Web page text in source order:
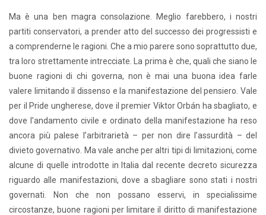
Ma è una ben magra consolazione. Meglio farebbero, i nostri
partiti conservatori, a prender atto del successo dei progressisti e
a comprenderne le ragioni. Che a mio parere sono soprattutto due,
tra loro strettamente intrecciate. La prima è che, quali che siano le
buone ragioni di chi governa, non è mai una buona idea farle
valere limitando il dissenso e la manifestazione del pensiero. Vale
per il Pride ungherese, dove il premier Viktor Orbán ha sbagliato, e
dove l’andamento civile e ordinato della manifestazione ha reso
ancora più palese l’arbitrarietà – per non dire l’assurdità – del
divieto governativo. Ma vale anche per altri tipi di limitazioni, come
alcune di quelle introdotte in Italia dal recente decreto sicurezza
riguardo alle manifestazioni, dove a sbagliare sono stati i nostri
governati. Non che non possano esservi, in specialissime
circostanze, buone ragioni per limitare il diritto di manifestazione